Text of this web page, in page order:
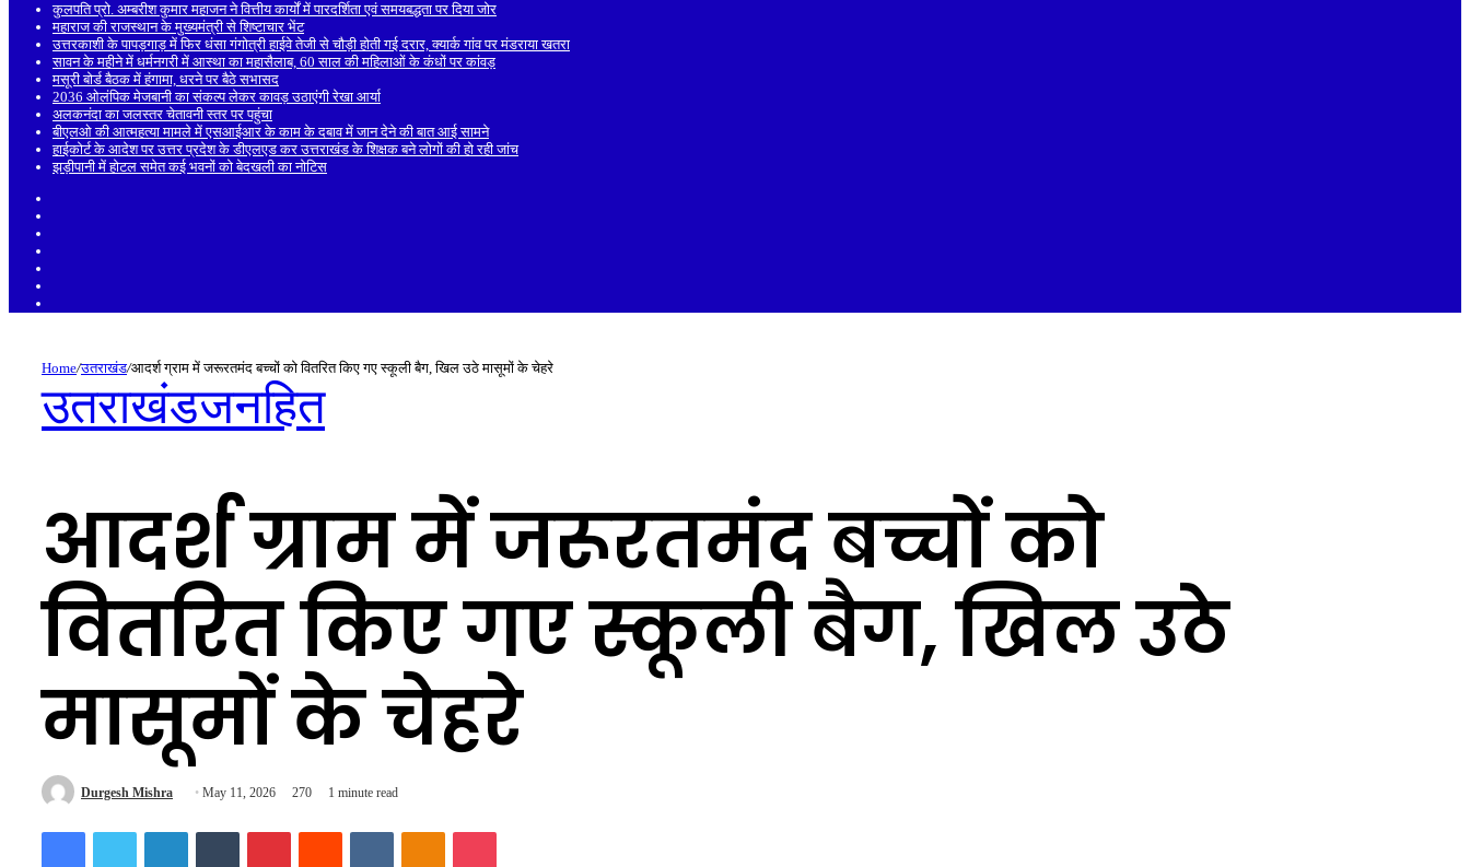
कुलपति प्रो. अम्बरीश कुमार महाजन ने वित्तीय कार्यों में पारदर्शिता एवं समयबद्धता पर दिया जोर
महाराज की राजस्थान के मुख्यमंत्री से शिष्टाचार भेंट
उत्तरकाशी के पापड़गाड़ में फिर धंसा गंगोत्री हाईवे तेजी से चौड़ी होती गई दरार, क्यार्क गांव पर मंडराया खतरा
सावन के महीने में धर्मनगरी में आस्था का महासैलाब, 60 साल की महिलाओं के कंधों पर कांवड़
मसूरी बोर्ड बैठक में हंगामा, धरने पर बैठे सभासद
2036 ओलंपिक मेजबानी का संकल्प लेकर कावड़ उठाएंगी रेखा आर्या
अलकनंदा का जलस्तर चेतावनी स्तर पर पहुंचा
बीएलओ की आत्महत्या मामले में एसआईआर के काम के दबाव में जान देने की बात आई सामने
हाईकोर्ट के आदेश पर उत्तर प्रदेश के डीएलएड कर उत्तराखंड के शिक्षक बने लोगों की हो रही जांच
झड़ीपानी में होटल समेत कई भवनों को बेदखली का नोटिस
Home/उतराखंड/आदर्श ग्राम में जरूरतमंद बच्चों को वितरित किए गए स्कूली बैग, खिल उठे मासूमों के चेहरे
उतराखंडजनहित
आदर्श ग्राम में जरूरतमंद बच्चों को
वितरित किए गए स्कूली बैग, खिल उठे
मासूमों के चेहरे
Durgesh Mishra
Send May 11, 2026 270 1 minute read
FacebookTwitter LinkedInTumblr PinterestReddit VKontakteOdnoklassniki
Pocket